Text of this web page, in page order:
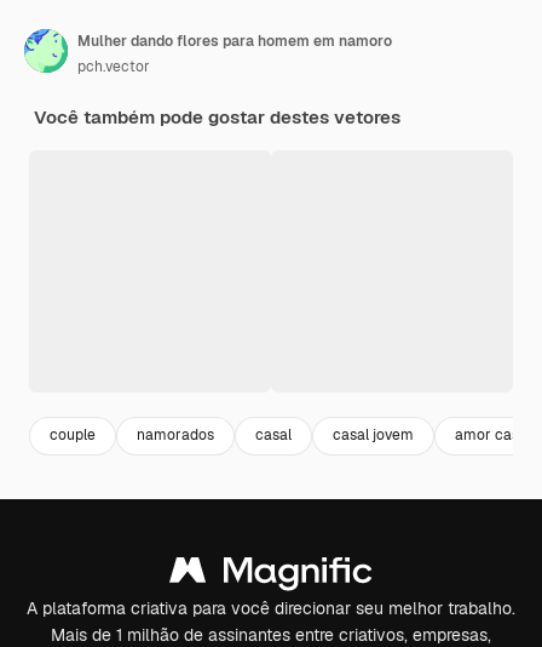
Mulher dando flores para homem em namoro
pch.vector
Você também pode gostar destes vetores
couple namorados casal casal jovem amor casal
A plataforma criativa para você direcionar seu melhor trabalho.
Mais de 1 milhão de assinantes entre criativos, empresas,